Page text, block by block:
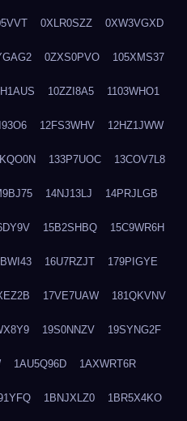
0XLR0SZZ 0XW3VGXD
0ZXS0PVO 105XMS37
10ZZI8A5 1103WHO1
12FS3WHV 12HZ1JWW
133P7UOC 13COV7L8
14NJ13LJ 14PRJLGB
15B2SHBQ 15C9WR6H
16U7RZJT 179PIGYE
17VE7UAW 181QKVNV
19S0NNZV 19SYNG2F
1AU5Q96D 1AXWRT6R
1BNJXLZ0 1BR5X4KO